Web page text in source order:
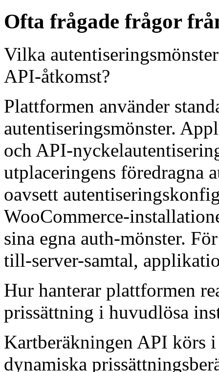
Ofta frågade frågor
Vilka
API-åtkomst?
Plattformen använder
autentiseringsmönster.
och API-
utplaceringens föredragna
oavsett
WooCommerce-
sina egna auth-mönster.
till-server-samtal,
Hur hanterar plattformen
prissättning i huvudlösa
Kartberäkningen API körs
dynamiska